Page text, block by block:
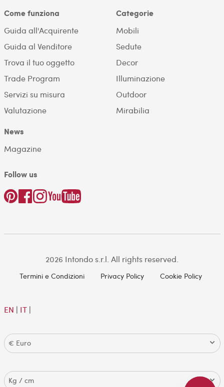
Come funziona
Guida all'Acquirente
Guida al Venditore
Trova il tuo oggetto
Trade Program
Servizi su misura
Valutazione
Categorie
Mobili
Sedute
Decor
Illuminazione
Outdoor
Mirabilia
News
Magazine
Follow us
2026 Intondo s.r.l. All rights reserved.
Termini e Condizioni Privacy Policy Cookie Policy
EN | IT|